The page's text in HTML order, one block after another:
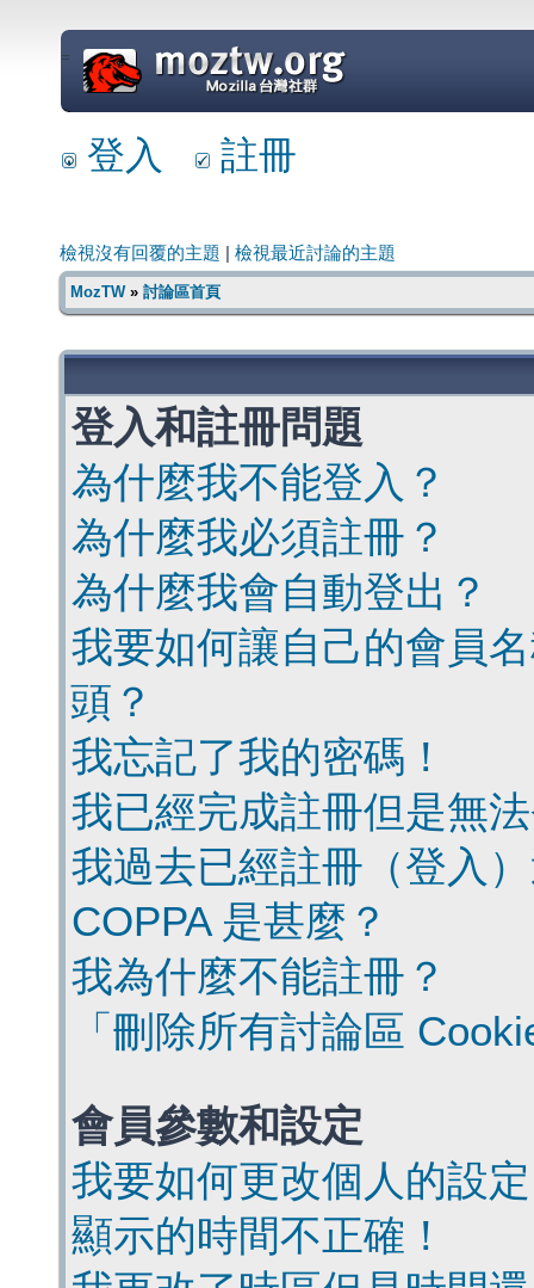
=
登入 註冊
檢視沒有回覆的主題 檢視最近討論的主題
MozTW» 討論區首頁
登入和註冊問題
為什麼我不能登入？
為什麼我必須註冊？
為什麼我會自動登出？
我要如何讓自己的會員
頭？
我忘記了我的密碼！
我已經完成註冊但是無
我過去已經註冊（登入
COPPA 是甚麼？
我為什麼不能註冊？
「刪除所有討論區
會員參數和設定
我要如何更改個人的設
顯示的時間不正確！